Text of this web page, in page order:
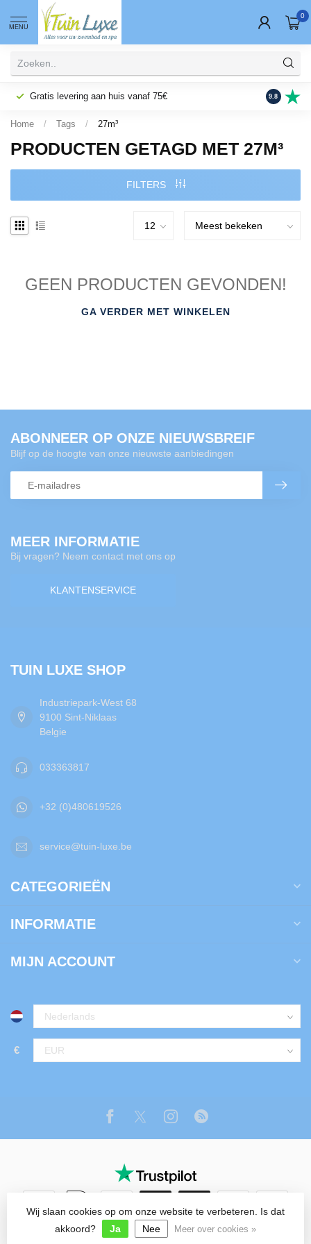
MENU
0
Gratis levering aan huis vanaf 75€ Fysieke
9.8
Home / Tags / 27m³
PRODUCTEN GETAGD MET 27M³
FILTERS
GEEN PRODUCTEN GEVONDEN!
GA VERDER MET WINKELEN
MEER INFORMATIE
Bij vragen? Neem contact met ons op
KLANTENSERVICE
ABONNEER OP ONZE NIEUWSBREIF
Blijf op de hoogte van onze nieuwste aanbiedingen
TUIN LUXE SHOP
Industriepark-West 68
9100 Sint-Niklaas
Belgie
033363817
+32 (0)480619526
service@tuin-luxe.be
CATEGORIEËN
INFORMATIE
MIJN ACCOUNT
€
© Copyright 2026 Tuin Luxe Shop
Wij slaan cookies op om onze website te verbeteren. Is dat
akkoord?
Ja Nee Meer over cookies »